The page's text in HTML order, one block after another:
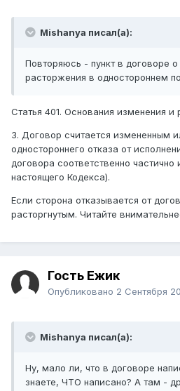
Mishanya писал(а):
Повторяюсь - пункт в договоре
расторжения в одностороннем
Статья 401. Основания изменения и
3. Договор считается измененным
одностороннего отказа от
договора соответственно
настоящего Кодекса).
Если сторона отказывается от
расторгнутым. Читайте
Гость Ежик
Опубликовано 2 Сентября
Mishanya писал(а):
Ну, мало ли, что в договоре
знаете, ЧТО написано? А там -